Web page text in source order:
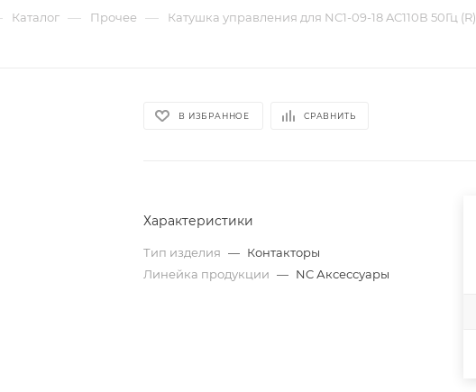
Каталог — Прочее — Катушка управления для NC1-09-18 AC110В 50Гц (R)
В ИЗБРАННОЕ СРАВНИТЬ
Характеристики
Тип изделия — Контакторы
Линейка продукции — NC Аксессуары